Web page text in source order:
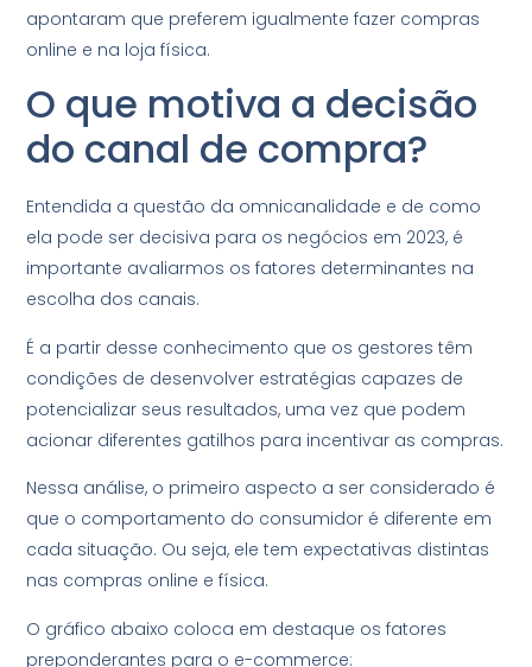
apontaram que preferem igualmente fazer compras
online e na loja física.
O que motiva a decisão
do canal de compra?
Entendida a questão da omnicanalidade e de como
ela pode ser decisiva para os negócios em 2023, é
importante avaliarmos os fatores determinantes na
escolha dos canais.
É a partir desse conhecimento que os gestores têm
condições de desenvolver estratégias capazes de
potencializar seus resultados, uma vez que podem
acionar diferentes gatilhos para incentivar as compras.
Nessa análise, o primeiro aspecto a ser considerado é
que o comportamento do consumidor é diferente em
cada situação. Ou seja, ele tem expectativas distintas
nas compras online e física.
O gráfico abaixo coloca em destaque os fatores
preponderantes para o e-commerce: